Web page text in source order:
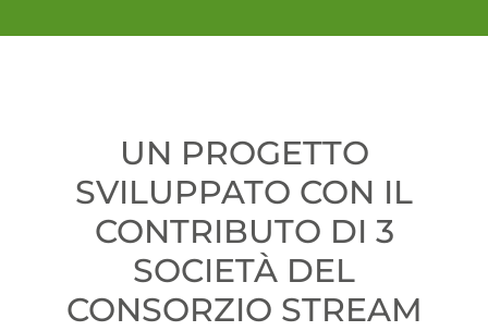
UN PROGETTO
SVILUPPATO CON IL
CONTRIBUTO DI 3
SOCIETÀ DEL
CONSORZIO STREAM